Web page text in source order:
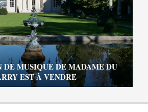
DE MUSIQUE DE MADAME DU
EST À VENDRE